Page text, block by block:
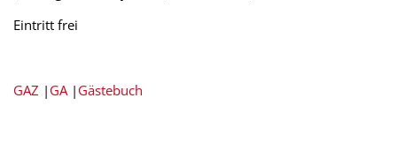
Eintritt frei
GAZ | GA| Gästebuch